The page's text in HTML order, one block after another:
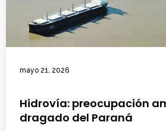
mayo 21, 2026
Hidrovía: preocupación
dragado del Paraná